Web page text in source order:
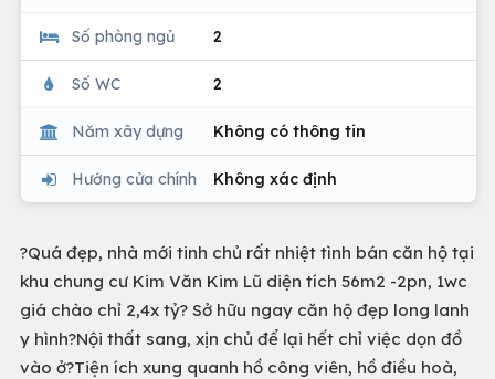
Số phòng ngủ 2
Số WC 2
Năm xây dựng Không có thông tin
Hướng cửa chính Không xác định
?Quá đẹp, nhà mới tinh chủ rất nhiệt tình bán căn hộ tại
khu chung cư Kim Văn Kim Lũ diện tích 56m2 -2pn, 1wc
giá chào chỉ 2,4x tỷ? Sở hữu ngay căn hộ đẹp long lanh
y hình?Nội thất sang, xịn chủ để lại hết chỉ việc dọn đồ
vào ở?Tiện ích xung quanh hồ công viên, hồ điều hoà,